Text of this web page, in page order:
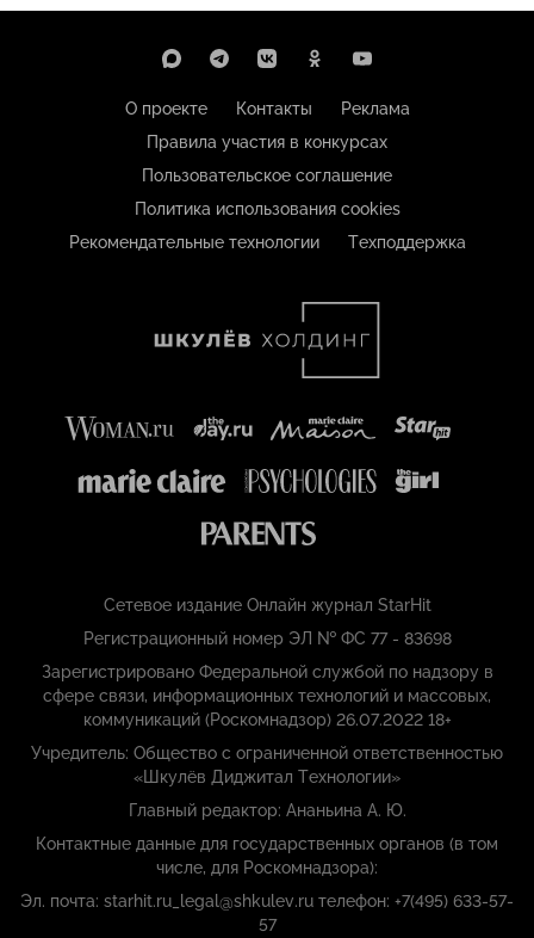
О проекте Контакты
Реклама
Правила участия в конкурсах
Пользовательское соглашение
Политика использования cookies
Рекомендательные технологии
Техподдержка
Сетевое издание Онлайн журнал StarHit
Регистрационный номер ЭЛ № ФС 77 - 83698
Зарегистрировано Федеральной службой по надзору в
сфере связи, информационных технологий и массовых,
коммуникаций (Роскомнадзор) 26.07.2022 18+
Учредитель: Общество с ограниченной ответственностью
«Шкулёв Диджитал Технологии»
Главный редактор: Ананьина А. Ю.
Контактные данные для государственных органов (в том
числе, для Роскомнадзора):
Эл. почта: starhit.ru_legal@shkulev.ru телефон: +7(495) 633-57-
57